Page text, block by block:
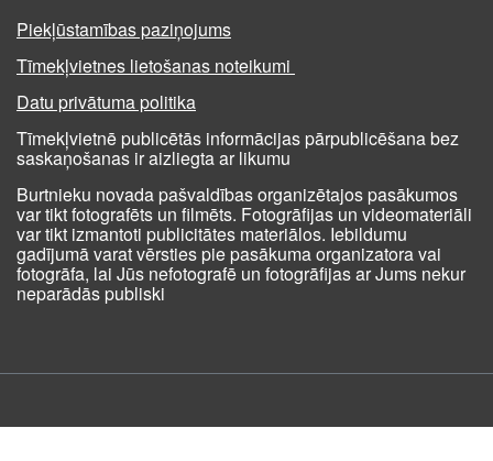
Piekļūstamības paziņojums
Tīmekļvietnes lietošanas noteikumi
Datu privātuma politika
Tīmekļvietnē publicētās informācijas pārpublicēšana bez
saskaņošanas ir aizliegta ar likumu
Burtnieku novada pašvaldības organizētajos pasākumos
var tikt fotografēts un filmēts. Fotogrāfijas un videomateriāli
var tikt izmantoti publicitātes materiālos. Iebildumu
gadījumā varat vērsties pie pasākuma organizatora vai
fotogrāfa, lai Jūs nefotografē un fotogrāfijas ar Jums nekur
neparādās publiski